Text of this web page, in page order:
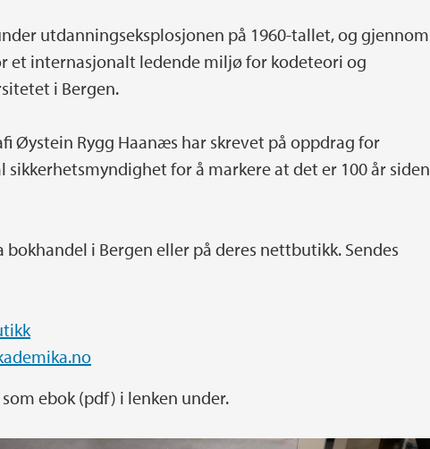
utdanningseksplosjonen på 1960-tallet, og gjennom
et internasjonalt ledende miljø for kodeteori og
i Bergen.
Øystein Rygg Haanæs har skrevet på oppdrag for
for å markere at det er 100 år siden
bokhandel i Bergen eller på deres nettbutikk. Sendes
ebok (pdf) i lenken under.